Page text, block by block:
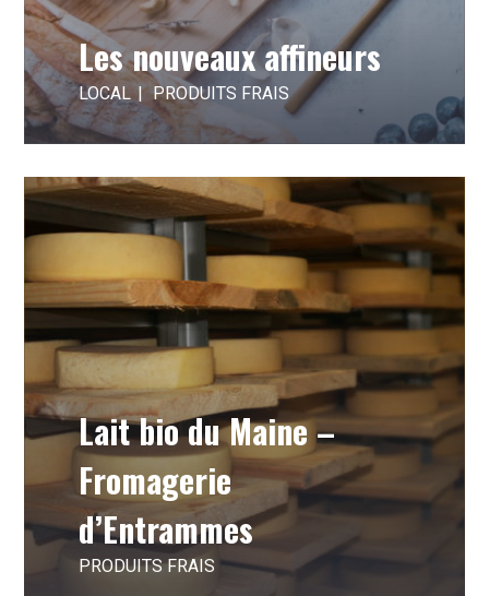
Les nouveaux affineurs
LOCAL PRODUITS FRAIS
Lait bio du Maine –
Fromagerie
d’Entrammes
PRODUITS FRAIS